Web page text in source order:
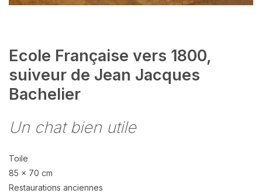
Ecole Française vers 1800,
suiveur de Jean Jacques
Bachelier
Un chat bien utile
Toile
85 x 70 cm
Restaurations anciennes